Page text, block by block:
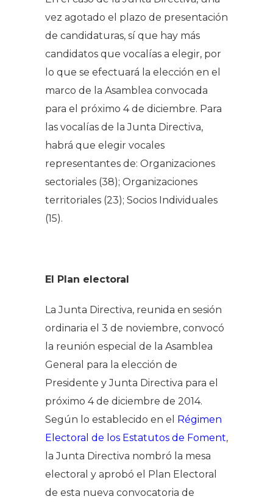
vez agotado el plazo de presentación
de candidaturas, sí que hay más
candidatos que vocalías a elegir, por
lo que se efectuará la elección en el
marco de la Asamblea convocada
para el próximo 4 de diciembre. Para
las vocalías de la Junta Directiva,
habrá que elegir vocales
representantes de: Organizaciones
sectoriales (38); Organizaciones
territoriales (23); Socios Individuales
(15).
El Plan electoral
La Junta Directiva, reunida en sesión
ordinaria el 3 de noviembre, convocó
la reunión especial de la Asamblea
General para la elección de
Presidente y Junta Directiva para el
próximo 4 de diciembre de 2014.
Según lo establecido en el Régimen
Electoral de los Estatutos de Foment,
la Junta Directiva nombró la mesa
electoral y aprobó el Plan Electoral
de esta nueva convocatoria de